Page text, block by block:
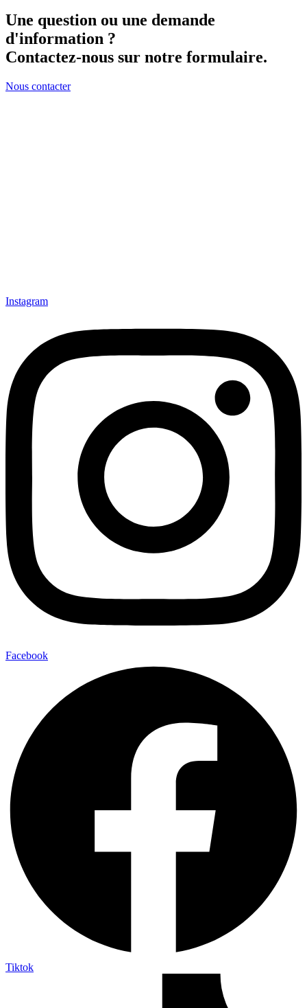
Une question ou une demande
d'information ?
Contactez-nous sur notre formulaire.
Nous contacter
Instagram
Facebook
Tiktok